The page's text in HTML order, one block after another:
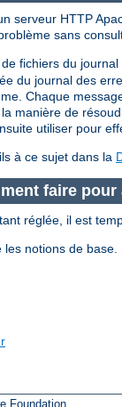
serveur HTTP
sans
fichiers du
du journal des
Chaque
manière de
utiliser pour
à ce sujet dans la
faire
réglée, il est
notions de
Foundation.